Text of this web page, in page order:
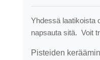
Yhdessä laatikoista
napsauta sitä. Voit
Pisteiden